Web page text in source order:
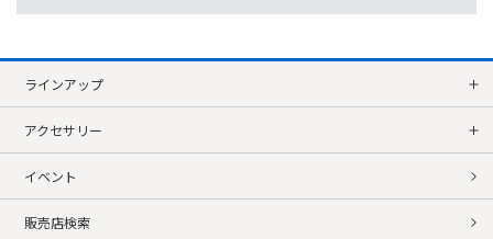
ラインアップ
アクセサリー
イベント
販売店検索